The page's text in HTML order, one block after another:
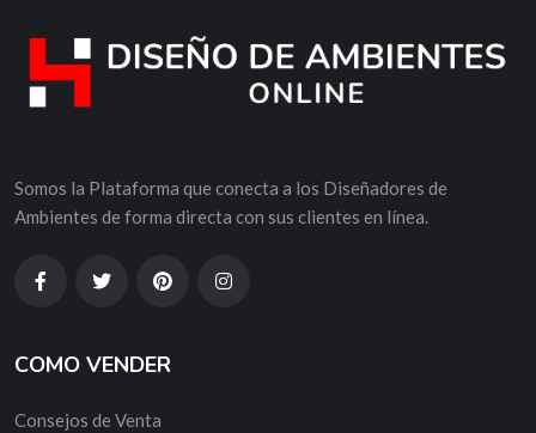
Somos la Plataforma que conecta a los Diseñadores de
Ambientes de forma directa con sus clientes en línea.
COMO VENDER
Consejos de Venta